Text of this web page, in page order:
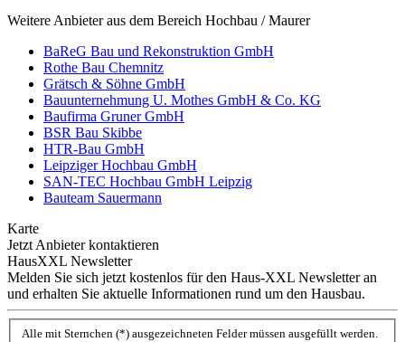
Weitere Anbieter aus dem Bereich Hochbau / Maurer
BaReG Bau und Rekonstruktion GmbH
Rothe Bau Chemnitz
Grätsch & Söhne GmbH
Bauunternehmung U. Mothes GmbH & Co. KG
Baufirma Gruner GmbH
BSR Bau Skibbe
HTR-Bau GmbH
Leipziger Hochbau GmbH
SAN-TEC Hochbau GmbH Leipzig
Bauteam Sauermann
This page can't load Google Maps correctly.
Do you own this website? OK
Karte
Jetzt Anbieter kontaktieren
HausXXL Newsletter
Melden Sie sich jetzt kostenlos für den Haus-XXL Newsletter an
und erhalten Sie aktuelle Informationen rund um den Hausbau.
Alle mit Sternchen (*) ausgezeichneten Felder müssen ausgefüllt werden.